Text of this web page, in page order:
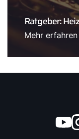
Ratgeber:
Mehr erfahren